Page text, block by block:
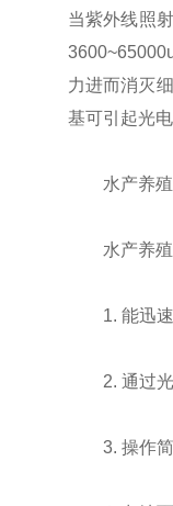
当紫外线照
力进而消灭
基可引起光
水产养殖紫
水产养殖
1. 能迅速
2. 通过光
3. 操作简